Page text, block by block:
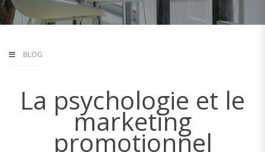
BLOG
La psychologie et le
marketing
promotionnel